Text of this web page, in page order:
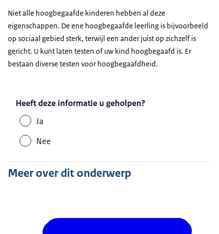
Niet alle hoogbegaafde kinderen hebben al deze
eigenschappen. De ene hoogbegaafde leerling is bijvoorbeeld
op sociaal gebied sterk, terwijl een ander juist op zichzelf is
gericht. U kunt laten testen of uw kind hoogbegaafd is. Er
bestaan diverse testen voor hoogbegaafdheid.
Heeft deze informatie u geholpen?
Ja
Nee
Meer over dit onderwerp